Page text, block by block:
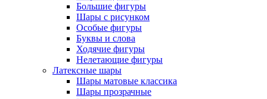
Большие фигуры
Шары с рисунком
Особые фигуры
Буквы и слова
Ходячие фигуры
Нелетающие фигуры
Латексные шары
Шары матовые классика
Шары прозрачные